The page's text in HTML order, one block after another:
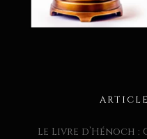
Le Livre d’Hénoch